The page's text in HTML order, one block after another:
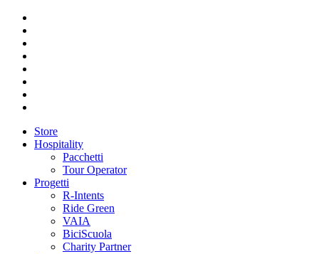
Store
Hospitality
Pacchetti
Tour Operator
Progetti
R-Intents
Ride Green
VAIA
BiciScuola
Charity Partner